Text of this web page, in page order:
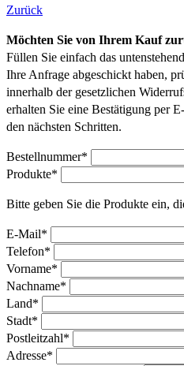
Zurück
Möchten Sie von Ihrem Kauf
Füllen Sie einfach das
Ihre Anfrage abgeschickt haben,
innerhalb der gesetzlichen
erhalten Sie eine Bestätigung per
den nächsten Schritten.
Bestellnummer*
Produkte*
Bitte geben Sie die Produkte ein,
E-Mail*
Telefon*
Vorname*
Nachname*
Land*
Stadt*
Postleitzahl*
Adresse*